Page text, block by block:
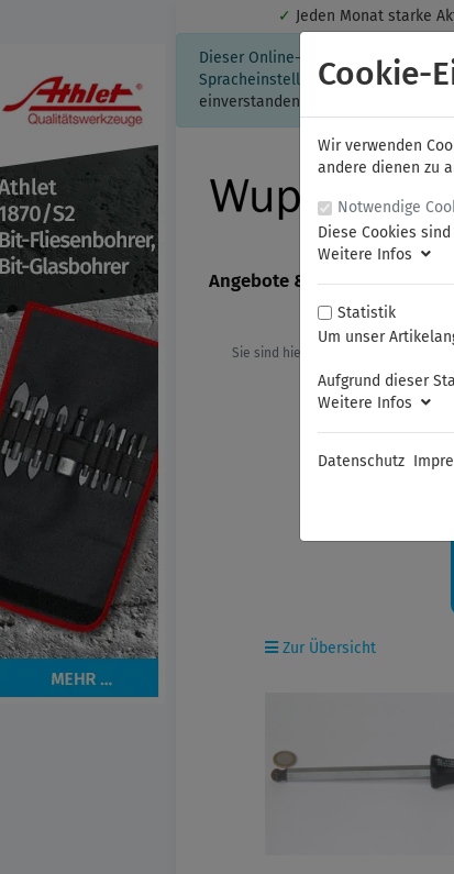
✓ Jeden Monat starke
Dieser Online-Shop verwendet
Spracheinstellung auf Ihrem
einverstanden, klicken Sie bitte hier.
Angebote & Neuheiten
Sie sind hier:
Zur Übersicht
Cookie-
Wir verwenden
andere dienen zu
Notwendige
Diese Cookies
Weitere Infos
Statistik
Um unser
Aufgrund dieser
Weitere Infos
Datenschutz